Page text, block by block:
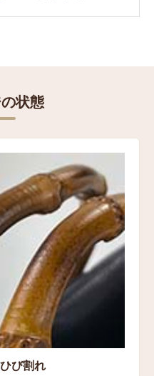
割れ、外装の黄ばみ、型
状態
び割れ